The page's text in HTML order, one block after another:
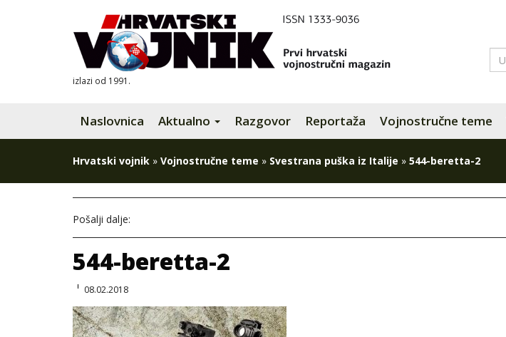
izlazi od 1991.
Naslovnica Aktualno Razgovor Reportaža Vojnostručne teme
Hrvatski vojnik » Vojnostručne teme » Svestrana puška iz Italije » 544-beretta-2
Pošalji dalje:
544-beretta-2
08.02.2018